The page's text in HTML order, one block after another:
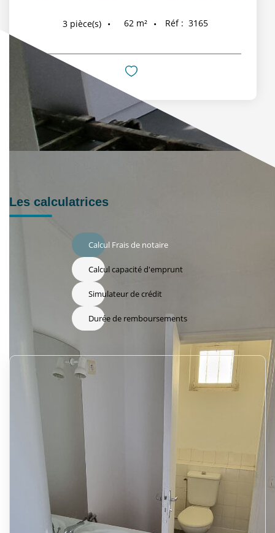
3 pièce(s) 62 m² Réf : 3165
Les calculatrices
Calcul Frais de notaire
Calcul capacité d'emprunt
Simulateur de crédit
Durée de remboursements